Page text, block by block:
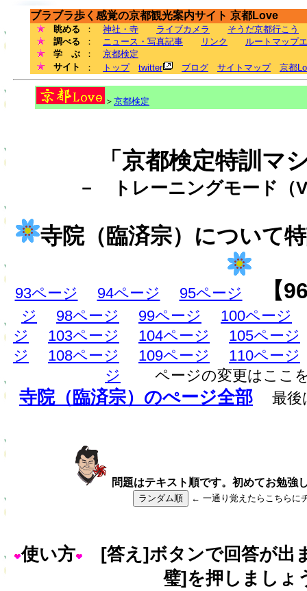
ブラブラ歩く感覚の京都観光案内サイト 京都Love
眺める ： 神社・寺 ライブカメラ
そうだ京都行こう
調べる
： ニュース・写真記事 リンク
ルートマップ
学 ぶ
： 京都検定
サイト
： トップ twitter ブログ サイトマップ 京都
＞ 京都検定
「京都検定特訓マ
－ トレーニングモード（
寺院（臨済宗）について
93ページ 94ページ 95ページ 【
ジ 98ページ 99ページ
100ページ
ジ
103ページ 104ページ
105ページ
ジ
108ページ 109ページ
110ページ
ジ
ページの変更はここ
寺院（臨済宗）のぺージ全部 最後
問題はテキスト順です。初めてお勉強
ランダム順 ← 一通り覚えたらこちらに
使い方
[答え]ボタンで回答が出
璧]を押しましょ